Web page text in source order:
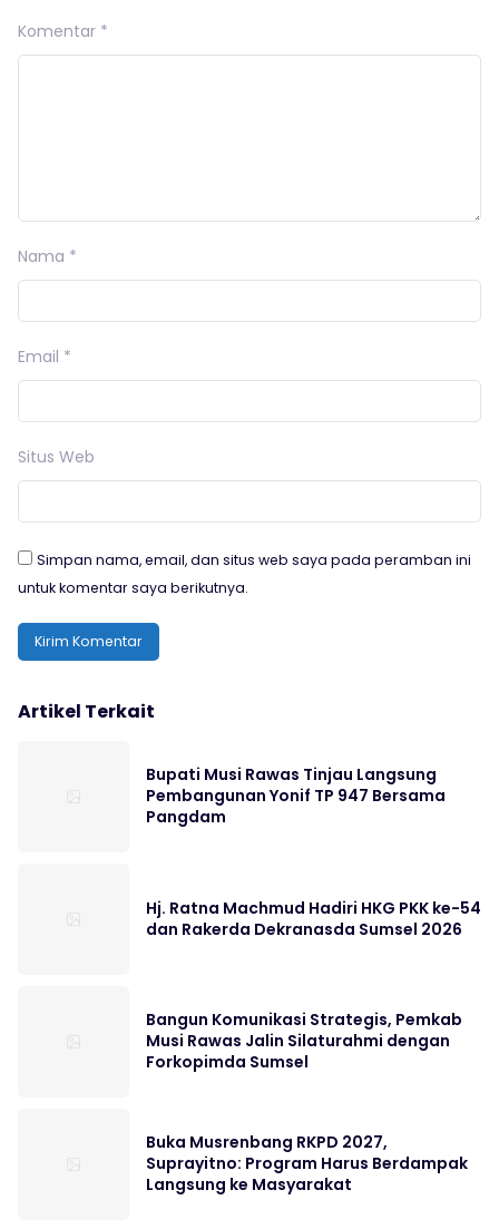
Komentar *
Nama *
Email *
Situs Web
Simpan nama, email, dan situs web saya pada peramban ini
untuk komentar saya berikutnya.
Artikel Terkait
Bupati Musi Rawas Tinjau Langsung
Pembangunan Yonif TP 947 Bersama
Pangdam
Hj. Ratna Machmud Hadiri HKG PKK ke-54
dan Rakerda Dekranasda Sumsel 2026
Bangun Komunikasi Strategis, Pemkab
Musi Rawas Jalin Silaturahmi dengan
Forkopimda Sumsel
Buka Musrenbang RKPD 2027,
Suprayitno: Program Harus Berdampak
Langsung ke Masyarakat